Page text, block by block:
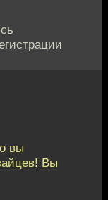
вы
Вы